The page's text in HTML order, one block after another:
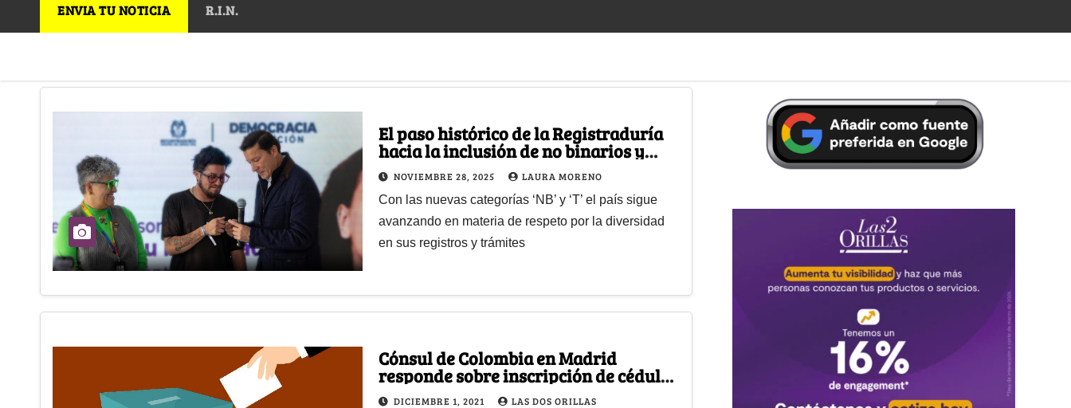
ENVIA TU NOTICIA R.I.N.
El paso histórico de la Registraduría
hacia la inclusión de no binarios y
trans en la cédula y demás
documentos oficiales
NOVIEMBRE 28, 2025 LAURA MORENO
Con las nuevas categorías ‘NB’ y ‘T’ el país sigue
avanzando en materia de respeto por la diversidad
en sus registros y trámites
Cónsul de Colombia en Madrid
responde sobre inscripción de cédulas
para votaciones 2022
DICIEMBRE 1, 2021 LAS DOS ORILLAS